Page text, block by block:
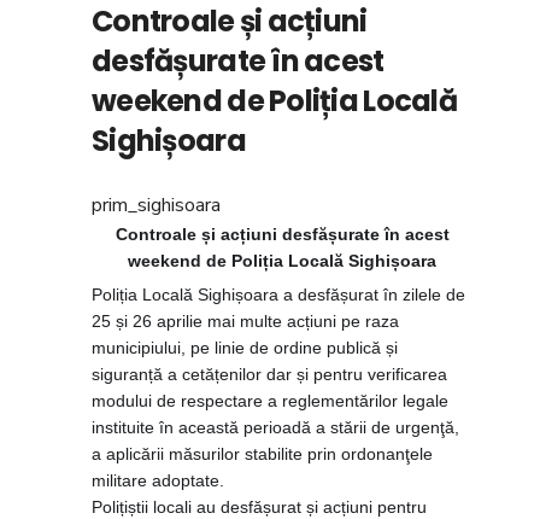
Controale și acțiuni
desfășurate în acest
weekend de Poliția Locală
Sighișoara
prim_sighisoara
Controale și acțiuni desfășurate în acest
weekend de Poliția Locală Sighișoara
Poliția Locală Sighișoara a desfășurat în zilele de
25 și 26 aprilie mai multe acțiuni pe raza
municipiului, pe linie de ordine publică și
siguranță a cetățenilor dar și pentru verificarea
modului de respectare a reglementărilor legale
instituite în această perioadă a stării de urgenţă,
a aplicării măsurilor stabilite prin ordonanţele
militare adoptate.
Polițiștii locali au desfășurat și acțiuni pentru